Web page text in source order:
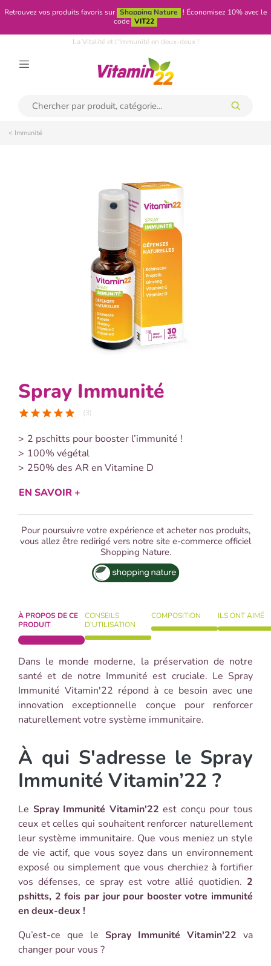
Retrouvez vos produits favoris sur Shopping Nature ! Économisez 10% avec le
code VIT22
La Vitalité et l'Immunité en deux-deux !
< Immunité
Spray Immunité
star star star star star (3)
2 pschitts pour booster l’immunité !
100% végétal
250% des AR en Vitamine D
EN SAVOIR +
Pour poursuivre votre expérience et acheter nos produits,
vous allez être redirigé vers notre site e-commerce officiel
Shopping Nature.
À PROPOS DE CE
PRODUIT
CONSEILS
D'UTILISATION
COMPOSITION ILS ONT AIMÉ
Dans le monde moderne, la préservation de notre
santé et de notre Immunité est cruciale. Le Spray
Immunité Vitamin'22 répond à ce besoin avec une
innovation exceptionnelle conçue pour renforcer
naturellement votre système immunitaire.
À qui S'adresse le Spray
Immunité Vitamin’22 ?
Le Spray Immunité Vitamin'22 est conçu pour tous
ceux et celles qui souhaitent renforcer naturellement
leur système immunitaire. Que vous meniez un style
de vie actif, que vous soyez dans un environnement
exposé ou simplement que vous cherchiez à fortifier
vos défenses, ce spray est votre allié quotidien. 2
pshitts, 2 fois par jour pour booster votre immunité
en deux-deux !
Qu’est-ce que le Spray Immunité Vitamin'22 va
changer pour vous ?